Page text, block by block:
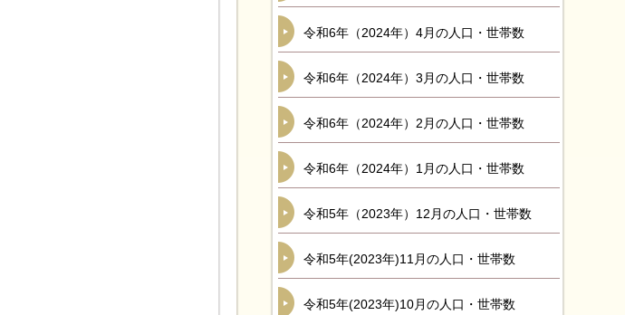
令和6年（2024年）4月の人口・世帯数
令和6年（2024年）3月の人口・世帯数
令和6年（2024年）2月の人口・世帯数
令和6年（2024年）1月の人口・世帯数
令和5年（2023年）12月の人口・世帯数
令和5年(2023年)11月の人口・世帯数
令和5年(2023年)10月の人口・世帯数